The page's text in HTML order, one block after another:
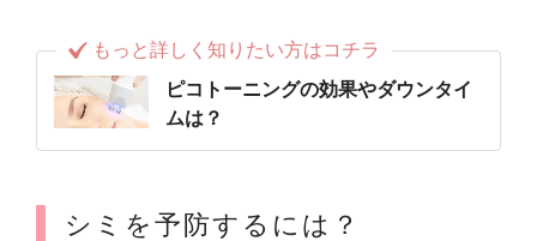
もっと詳しく知りたい方はコチラ
ピコトーニングの効果やダウンタイ
ムは？
シミを予防するには？